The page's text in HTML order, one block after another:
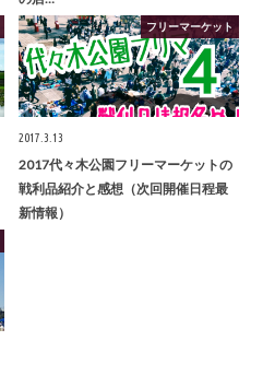
フリーマーケット
2017.3.13
2017代々木公園フリーマーケットの
戦利品紹介と感想（次回開催日程最
新情報）